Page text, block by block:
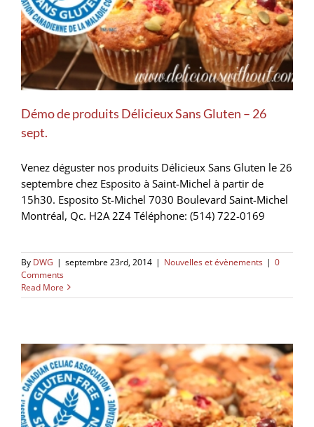
Démo de produits Délicieux Sans Gluten – 26
sept.
Venez déguster nos produits Délicieux Sans Gluten le 26
septembre chez Esposito à Saint-Michel à partir de
15h30. Esposito St-Michel 7030 Boulevard Saint-Michel
Montréal, Qc. H2A 2Z4 Téléphone: (514) 722-0169
By DWG | septembre 23rd, 2014 | Nouvelles et évènements | 0
Comments
Read More